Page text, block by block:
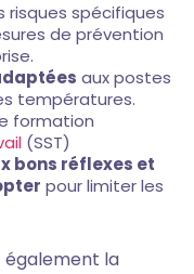
risques spécifiques
de prévention
aux postes
températures.
formation
(SST)
bons réflexes et
pour limiter les
également la